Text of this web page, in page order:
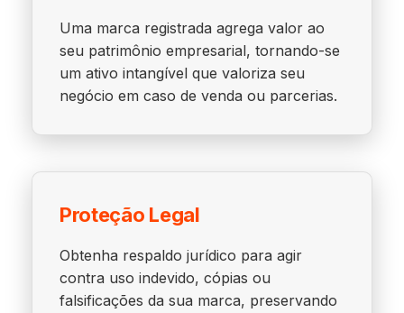
Uma marca registrada agrega valor ao
seu patrimônio empresarial, tornando-se
um ativo intangível que valoriza seu
negócio em caso de venda ou parcerias.
Proteção Legal
Obtenha respaldo jurídico para agir
contra uso indevido, cópias ou
falsificações da sua marca, preservando